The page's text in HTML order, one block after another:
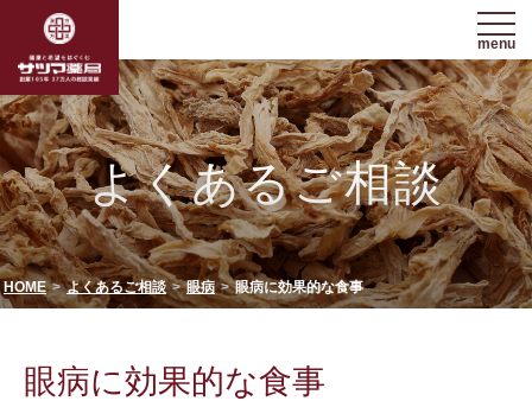
menu
よくあるご相談
HOME よくあるご相談 眼病 眼病に効果的な食事
眼病に効果的な食事